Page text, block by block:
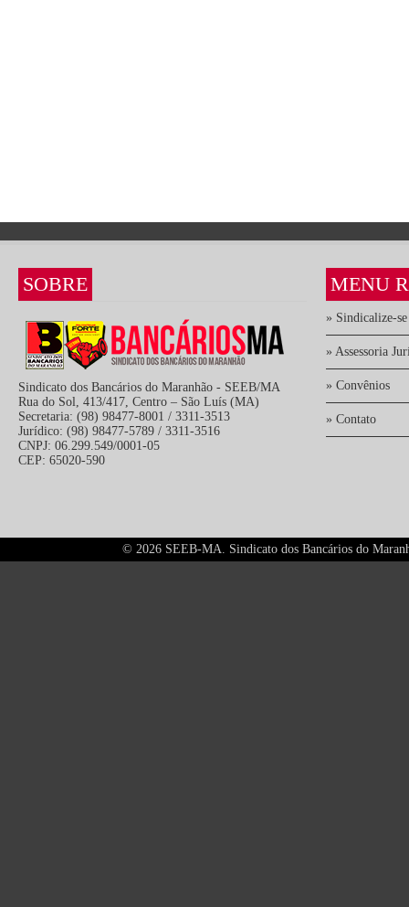
SOBRE
Sindicato dos Bancários do Maranhão - SEEB/MA
Rua do Sol, 413/417, Centro – São Luís (MA)
Secretaria: (98) 98477-8001 / 3311-3513
Jurídico: (98) 98477-5789 / 3311-3516
CNPJ: 06.299.549/0001-05
CEP: 65020-590
MENU
» Sindicalize-se
» Assessoria
» Convênios
» Contato
© 2026 SEEB-MA. Sindicato dos Bancários do